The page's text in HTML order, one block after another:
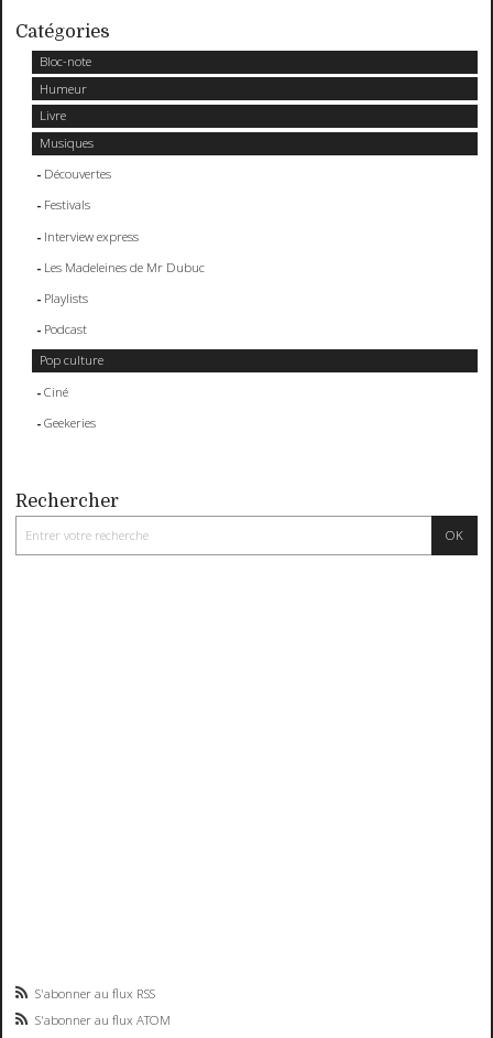
Catégories
Bloc-note
Humeur
Livre
Musiques
Découvertes
Festivals
Interview express
Les Madeleines de Mr Dubuc
Playlists
Podcast
Pop culture
Ciné
Geekeries
Rechercher
S'abonner au flux RSS
S'abonner au flux ATOM